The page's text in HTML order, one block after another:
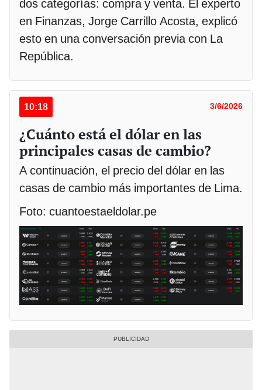
dos categorías: compra y venta. El experto
en Finanzas, Jorge Carrillo Acosta, explicó
esto en una conversación previa con La
República.
10:18 3/6/2026
¿Cuánto está el dólar en las
principales casas de cambio?
A continuación, el precio del dólar en las
casas de cambio más importantes de Lima.
Foto: cuantoestaeldolar.pe